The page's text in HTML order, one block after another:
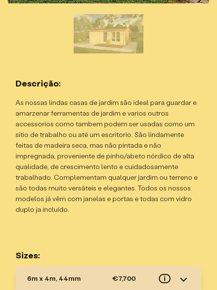
Descrição:
As nossas lindas casas de jardim são ideal para guardar e
amarzenar ferramentas de jardim e varios outros
accessorios como tambem podem ser usadas como um
sitio de trabalho ou até um escritorio. São lindamente
feitas de madeira seca, mas não pintada e não
impregnada, proveniente de pinho/abeto nórdico de alta
qualidade, de crescimento lento e cuidadosamente
trabalhado. Complementam qualquer jardim ou terreno e
são todas muito versáteis e elegantes. Todos os nossos
modelos já vêm com janelas e portas e todas com vidro
duplo ja incluído.
Sizes:
6m x 4m, 44mm i
€7,700